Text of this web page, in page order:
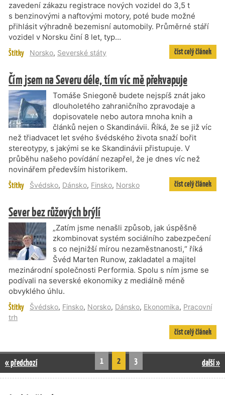
zavedení zákazu registrace nových vozidel do 3,5 t
s benzinovými a naftovými motory, poté bude možné
přihlásit výhradně bezemisní automobily. Průměrné stáří
vozidel v Norsku činí 8 let, typ…
Štítky Norsko, Severské státy číst celý článek
Čím jsem na Severu déle, tím víc mě překvapuje
Tomáše Sniegoně budete nejspíš znát jako
dlouholetého zahraničního zpravodaje a
dopisovatele nebo autora mnoha knih a
článků nejen o Skandinávii. Říká, že se již víc
než třiadvacet let svého švédského života snaží bořit
stereotypy, s jakými se ke Skandinávii přistupuje. V
průběhu našeho povídání nezapřel, že je dnes víc než
novinářem především historikem.
Štítky Švédsko, Dánsko, Finsko, Norsko číst celý článek
Sever bez růžových brýlí
„Zatím jsme nenašli způsob, jak úspěšně
zkombinovat systém sociálního zabezpečení
s co nejnižší mírou nezaměstnanosti,“ říká
Švéd Marten Runow, zakladatel a majitel
mezinárodní společnosti Performia. Spolu s ním jsme se
podívali na severské ekonomiky z mediálně méně
obvyklého úhlu.
Štítky Švédsko, Finsko, Norsko, Dánsko, Ekonomika, Pracovní
trh
číst celý článek
« předchozí 1 2 3 další »